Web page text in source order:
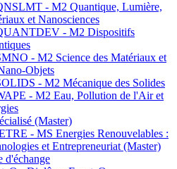
- M2 Quantique, Lumière,
et Nanosciences
- M2 Dispositifs
- M2 Science des Matériaux et
Objets
- M2 Mécanique des Solides
- M2 Eau, Pollution de l'Air et
(Master)
- MS Energies Renouvelables :
et Entrepreneuriat (Master)
d'échange